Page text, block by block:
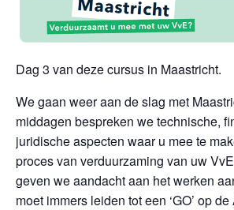
Dag 3 van deze cursus in Maastricht.
We gaan weer aan de slag met
middagen bespreken we technische,
juridische aspecten waar u mee te
proces van verduurzaming van uw
geven we aandacht aan het werken
moet immers leiden tot een ‘GO’ op de